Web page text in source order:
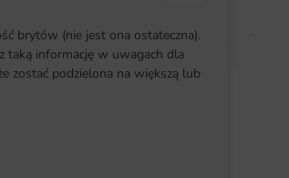
brytów (nie jest ona ostateczna).
taką informację w uwagach dla
zostać podzielona na większą lub